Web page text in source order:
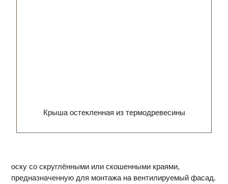
Крыша остекленная из термодревесины
оску со скруглёнными или скошенными краями,
предназначенную для монтажа на вентилируемый фасад.